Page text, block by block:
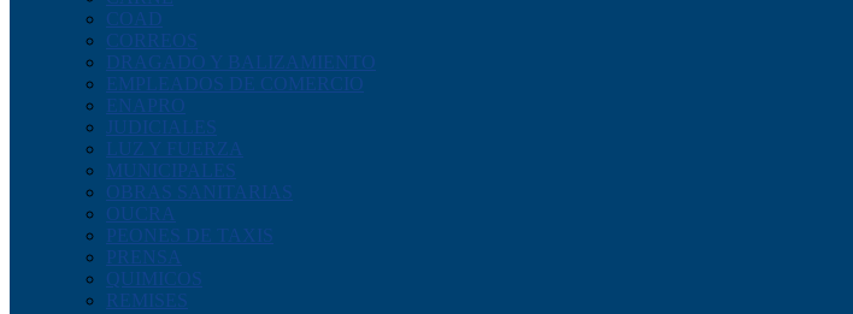
COAD
CORREOS
DRAGADO Y BALIZAMIENTO
EMPLEADOS DE COMERCIO
ENAPRO
JUDICIALES
LUZ Y FUERZA
MUNICIPALES
OBRAS SANITARIAS
OUCRA
PEONES DE TAXIS
PRENSA
QUIMICOS
REMISES